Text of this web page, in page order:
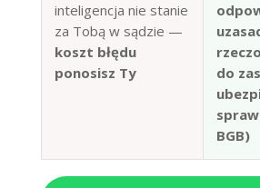
inteligencja nie stanie
za Tobą w sądzie —
koszt błędu
ponosisz Ty
do
BGB)